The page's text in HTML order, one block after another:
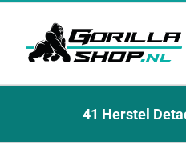
Ga
41 Herstel